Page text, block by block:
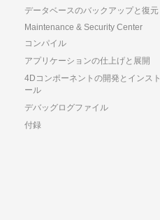
データベースのバックアップと復元
Maintenance & Security Center
コンパイル
アプリケーションの仕上げと展開
4Dコンポーネントの開発とインスト
ール
デバッグログファイル
付録